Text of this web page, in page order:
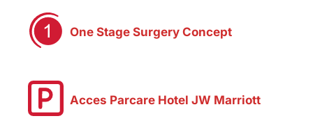
One Stage Surgery Concept
Acces Parcare Hotel JW Marriott